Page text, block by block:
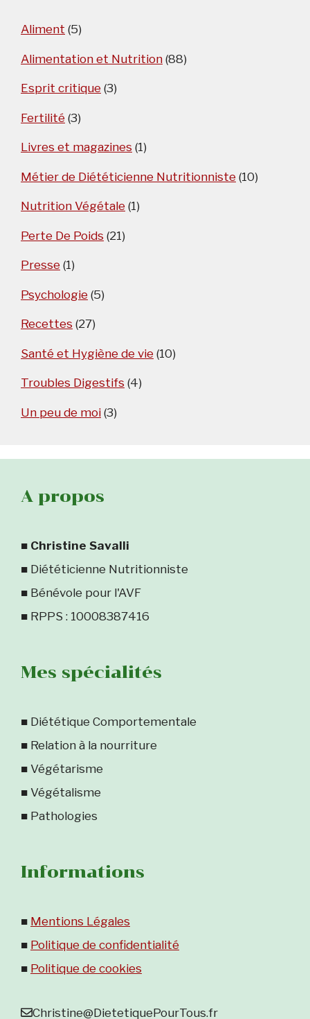
Aliment (5)
Alimentation et Nutrition (88)
Esprit critique (3)
Fertilité (3)
Livres et magazines (1)
Métier de Diététicienne Nutritionniste (10)
Nutrition Végétale (1)
Perte De Poids (21)
Presse (1)
Psychologie (5)
Recettes (27)
Santé et Hygiène de vie (10)
Troubles Digestifs (4)
Un peu de moi (3)
A propos
■ Christine Savalli
■ Diététicienne Nutritionniste
■ Bénévole pour l'AVF
■ RPPS : 10008387416
Mes spécialités
■ Diététique Comportementale
■ Relation à la nourriture
■ Végétarisme
■ Végétalisme
■ Pathologies
Informations
■ Mentions Légales
■ Politique de confidentialité
■ Politique de cookies
Christine@DietetiquePourTous.fr